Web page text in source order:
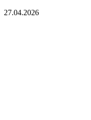
27.04.2026